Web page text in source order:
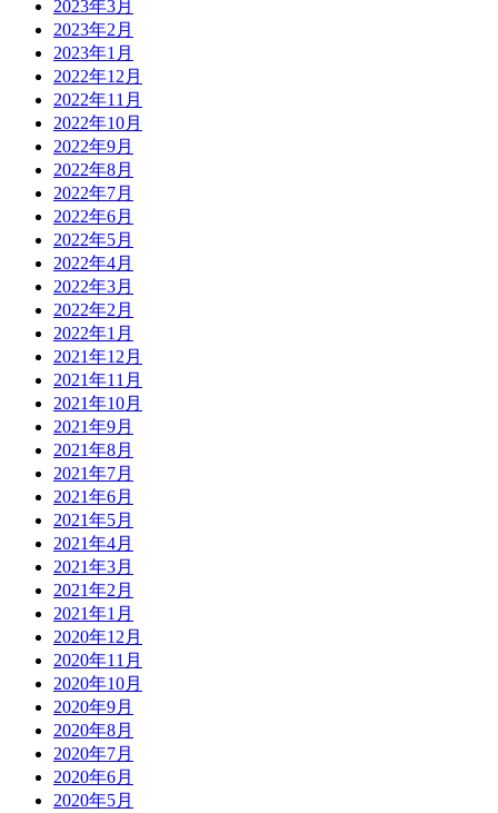
2023年3月
2023年2月
2023年1月
2022年12月
2022年11月
2022年10月
2022年9月
2022年8月
2022年7月
2022年6月
2022年5月
2022年4月
2022年3月
2022年2月
2022年1月
2021年12月
2021年11月
2021年10月
2021年9月
2021年8月
2021年7月
2021年6月
2021年5月
2021年4月
2021年3月
2021年2月
2021年1月
2020年12月
2020年11月
2020年10月
2020年9月
2020年8月
2020年7月
2020年6月
2020年5月